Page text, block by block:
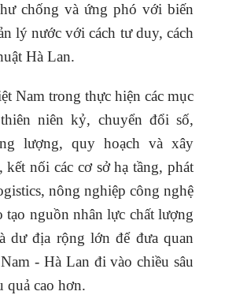
chống và ứng phó với biến
lý nước với cách tư duy, cách
Hà Lan.
Nam trong thực hiện các mục
niên kỷ, chuyển đổi số,
lượng, quy hoạch và xây
kết nối các cơ sở hạ tầng, phát
nông nghiệp công nghệ
tạo nguồn nhân lực chất lượng
dư địa rộng lớn để đưa quan
- Hà Lan đi vào chiều sâu
quả cao hơn.